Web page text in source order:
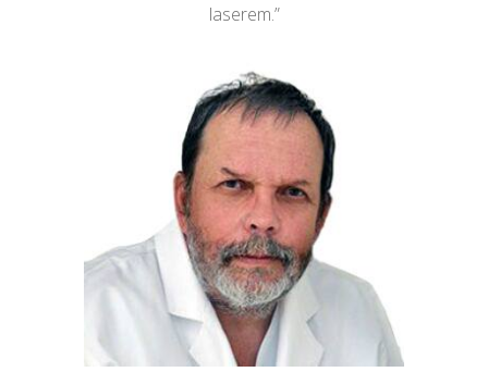
laserem.”